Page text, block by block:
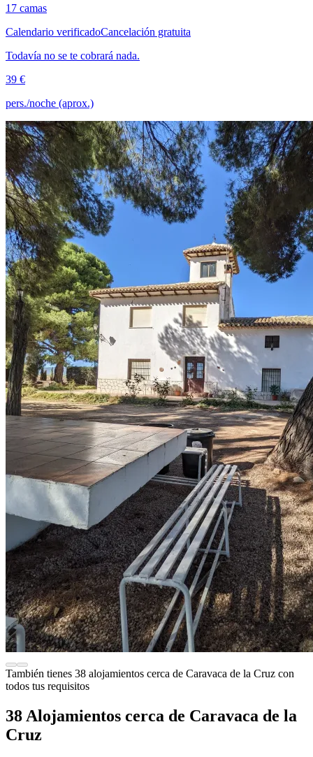
17 camas
Calendario verificadoCancelación gratuita
Todavía no se te cobrará nada.
39 €
pers./noche (aprox.)
También tienes 38 alojamientos cerca de Caravaca de la Cruz con
todos tus requisitos
38 Alojamientos cerca de Caravaca de la
Cruz